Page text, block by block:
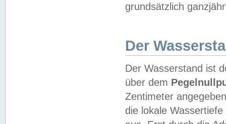
grundsätzlich
Der
Der Wasserstand ist
über dem
Zentimeter
die lokale